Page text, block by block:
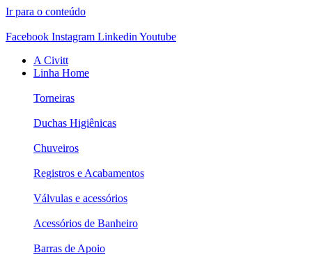
Ir para o conteúdo
Facebook Instagram Linkedin Youtube
A Civitt
Linha Home
Torneiras
Duchas Higiênicas
Chuveiros
Registros e Acabamentos
Válvulas e acessórios
Acessórios de Banheiro
Barras de Apoio